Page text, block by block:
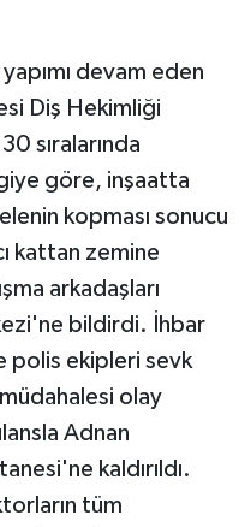
devam eden
Diş Hekimliği
sıralarında
göre, inşaatta
kopması sonucu
kattan zemine
arkadaşları
bildirdi. İhbar
polis ekipleri sevk
olay
Adnan
kaldırıldı.
tüm